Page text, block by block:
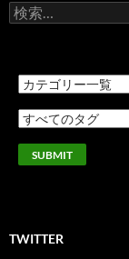
検
索:
TWITTER